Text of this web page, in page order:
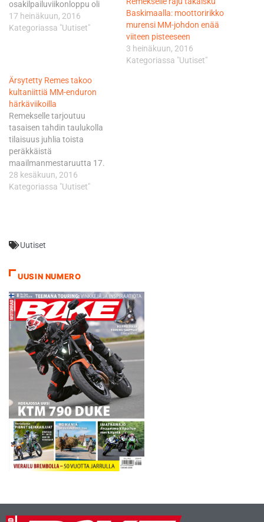
osakilpailuviikonloppu oli
yhtä suomalaisjuhlaa. MM-
sarjan E1-luokkaa johtava
päättyneessä kauden
toiseksi viimeisessä enduron
MM-osakilpailussa. Eilisen
tapaan pisimmän korren
vienyt suomalainen jätti
pahimman vastustajansa
Britti Nathan Watsonin
toiseksi. Kolmanneksi
sijoittui Watsonin maanmies
Daniel McCanney. Nyt
Remes kumppaneineen…
17 heinäkuun, 2016
Kategoriassa "Uutiset"
Baskimaalla: moottoririkko
murensi MM-johdon enää
viiteen pisteeseen
3 heinäkuun, 2016
Kategoriassa "Uutiset"
Ärsytetty Remes takoo
kultaniittiä MM-enduron
härkäviikoilla
Remekselle tarjoutuu
tasaisen tahdin taulukolla
tilaisuus juhlia toista
peräkkäistä
maailmanmestaruutta 17.
heinäkuuta Italian
Fabrianossa, mikä olisi
uhkaajaan, eli britti Nathan
tulevana viikonvaihteena
Baskimaan Cordexolassa
ajettavaan Espanjan
GP:hen. Voitosta tilille
kilahtaa 20 pistettä. Eli jos
Remekseltä löytyy…
28 kesäkuun, 2016
Kategoriassa "Uutiset"
Uutiset
UUSIN NUMERO